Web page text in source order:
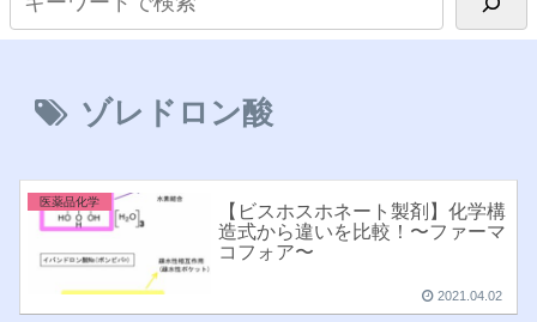
ゾレドロン酸
医薬品化学
【ビスホスホネート製剤】化学構
造式から違いを比較！〜ファーマ
コフォア〜
2021.04.02